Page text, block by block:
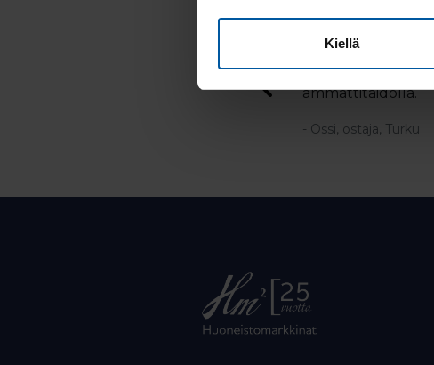
Kiellä
tuttuun tyyliin ammattitaidolla ja
ja asiat hoituvat varmalla
Asiointi välittäjän
ammattitaidolla.
- Ossi, ostaja, Turku